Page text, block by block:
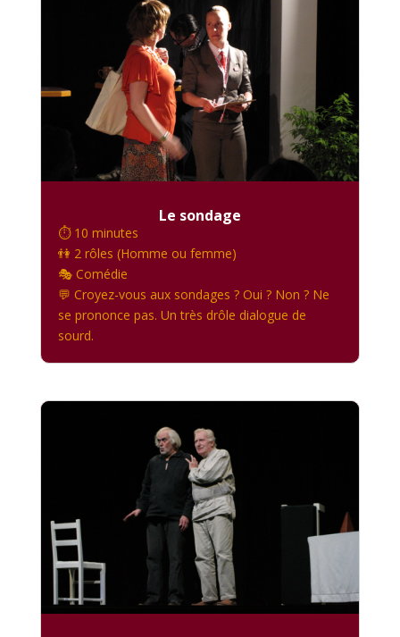
Le sondage
⏱️ 10 minutes
👫 2 rôles (Homme ou femme)
🎭 Comédie
💬 Croyez-vous aux sondages ? Oui ? Non ? Ne
se prononce pas. Un très drôle dialogue de
sourd.